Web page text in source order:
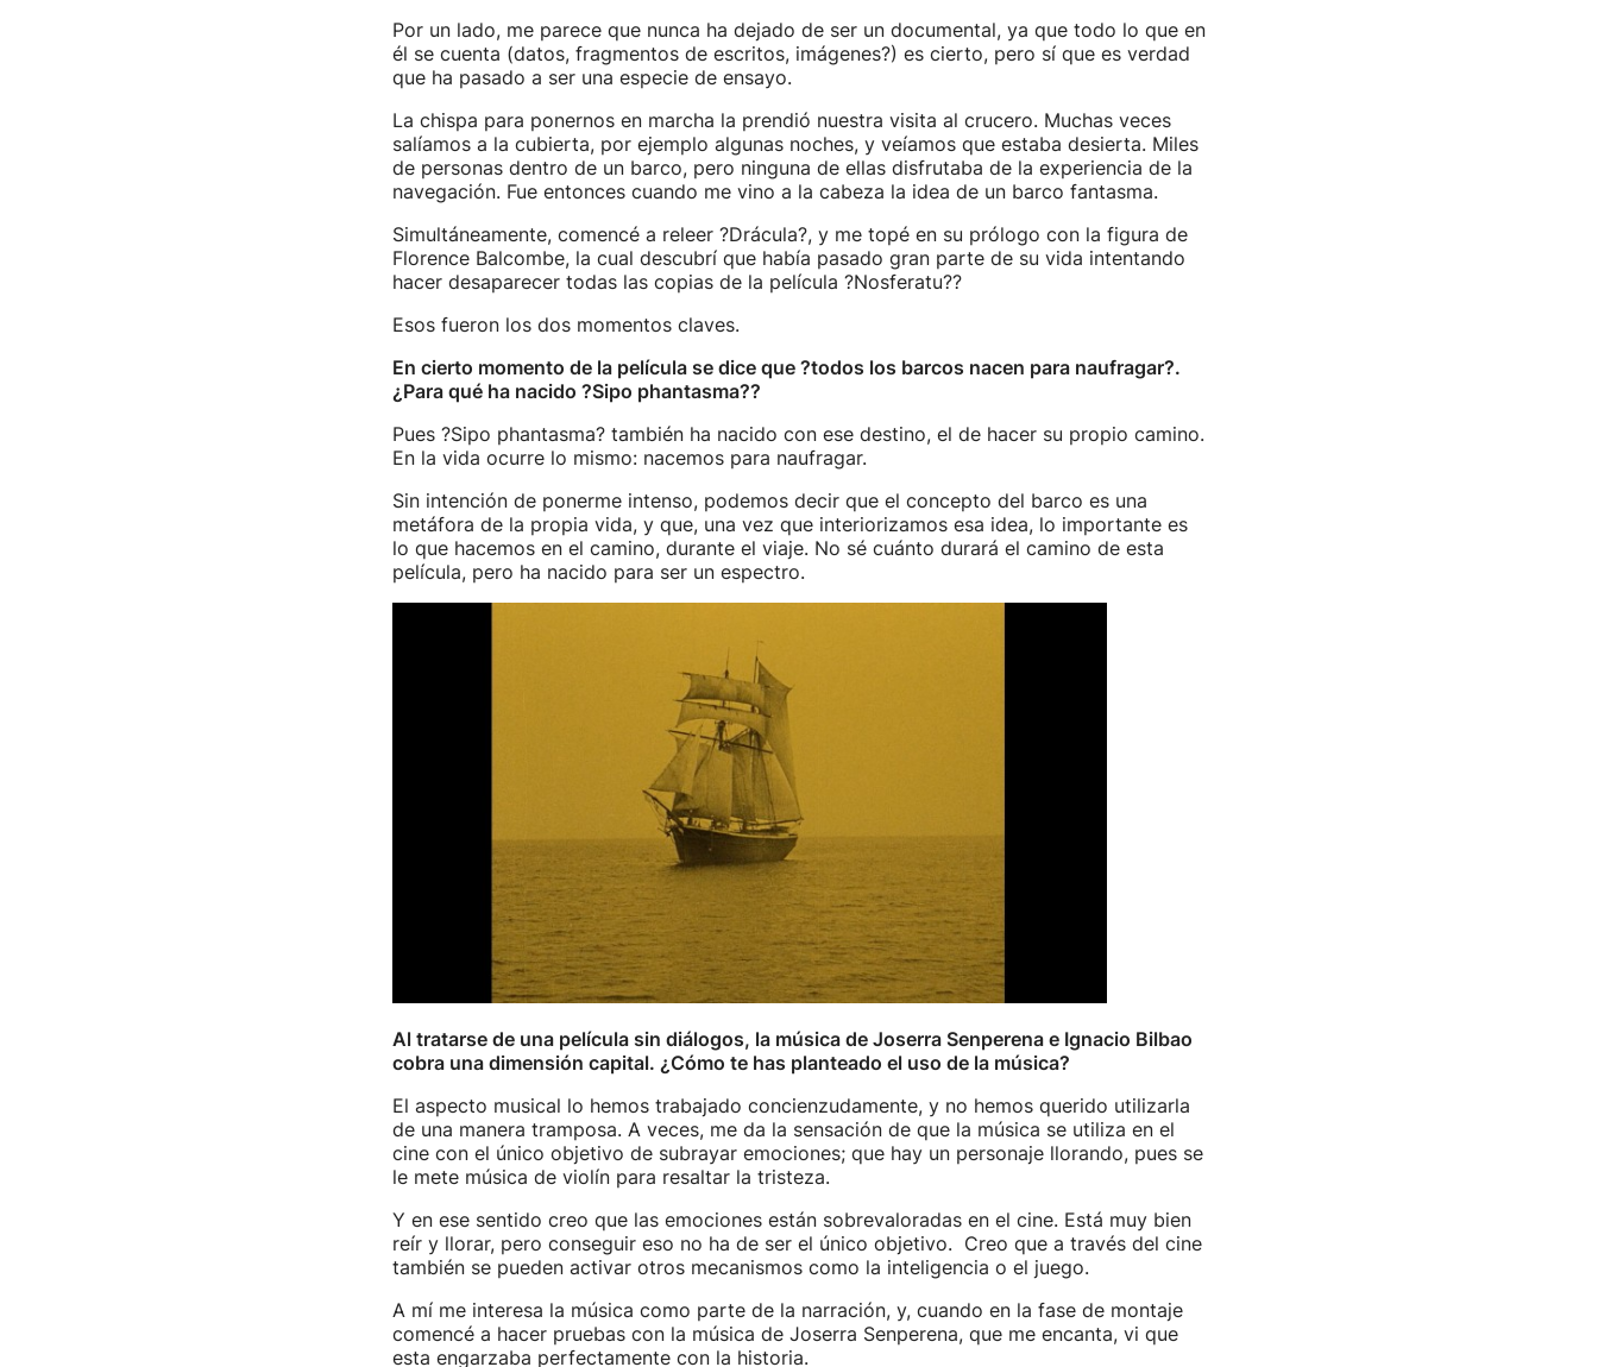
Por un lado, me parece que nunca ha dejado de ser un documental, ya que todo lo que en
él se cuenta (datos, fragmentos de escritos, imágenes?) es cierto, pero sí que es verdad
que ha pasado a ser una especie de ensayo.
La chispa para ponernos en marcha la prendió nuestra visita al crucero. Muchas veces
salíamos a la cubierta, por ejemplo algunas noches, y veíamos que estaba desierta. Miles
de personas dentro de un barco, pero ninguna de ellas disfrutaba de la experiencia de la
navegación. Fue entonces cuando me vino a la cabeza la idea de un barco fantasma.
Simultáneamente, comencé a releer ?Drácula?, y me topé en su prólogo con la figura de
Florence Balcombe, la cual descubrí que había pasado gran parte de su vida intentando
hacer desaparecer todas las copias de la película ?Nosferatu??
Esos fueron los dos momentos claves.
En cierto momento de la película se dice que ?todos los barcos nacen para naufragar?.
¿Para qué ha nacido ?Sipo phantasma??
Pues ?Sipo phantasma? también ha nacido con ese destino, el de hacer su propio camino.
En la vida ocurre lo mismo: nacemos para naufragar.
Sin intención de ponerme intenso, podemos decir que el concepto del barco es una
metáfora de la propia vida, y que, una vez que interiorizamos esa idea, lo importante es
lo que hacemos en el camino, durante el viaje. No sé cuánto durará el camino de esta
película, pero ha nacido para ser un espectro.
Al tratarse de una película sin diálogos, la música de Joserra Senperena e Ignacio Bilbao
cobra una dimensión capital. ¿Cómo te has planteado el uso de la música?
El aspecto musical lo hemos trabajado concienzudamente, y no hemos querido utilizarla
de una manera tramposa. A veces, me da la sensación de que la música se utiliza en el
cine con el único objetivo de subrayar emociones; que hay un personaje llorando, pues se
le mete música de violín para resaltar la tristeza.
Y en ese sentido creo que las emociones están sobrevaloradas en el cine. Está muy bien
reír y llorar, pero conseguir eso no ha de ser el único objetivo. Creo que a través del cine
también se pueden activar otros mecanismos como la inteligencia o el juego.
A mí me interesa la música como parte de la narración, y, cuando en la fase de montaje
comencé a hacer pruebas con la música de Joserra Senperena, que me encanta, vi que
esta engarzaba perfectamente con la historia.